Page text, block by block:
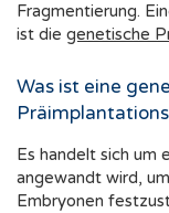
Fragmentierung.
ist die genetische
Was ist eine
Es handelt sich um
angewandt wird,
Embryonen